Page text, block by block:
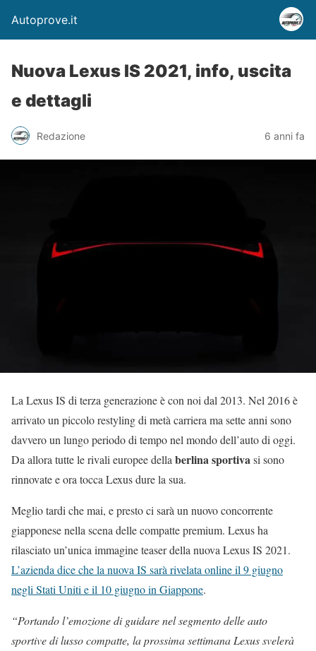
Autoprove.it
Nuova Lexus IS 2021, info, uscita
e dettagli
Redazione 6 anni fa
La Lexus IS di terza generazione è con noi dal 2013. Nel 2016 è
arrivato un piccolo restyling di metà carriera ma sette anni sono
davvero un lungo periodo di tempo nel mondo dell’auto di oggi.
Da allora tutte le rivali europee della berlina sportiva si sono
rinnovate e ora tocca Lexus dure la sua.
Meglio tardi che mai, e presto ci sarà un nuovo concorrente
giapponese nella scena delle compatte premium. Lexus ha
rilasciato un’unica immagine teaser della nuova Lexus IS 2021.
L’azienda dice che la nuova IS sarà rivelata online il 9 giugno
negli Stati Uniti e il 10 giugno in Giappone.
“Portando l’emozione di guidare nel segmento delle auto
sportive di lusso compatte, la prossima settimana Lexus svelerà